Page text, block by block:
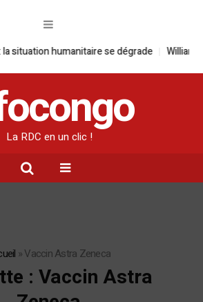
se dégrade William Ruto convoque
La RDC en un clic !
»Vaccin Astra Zeneca
: Vaccin Astra